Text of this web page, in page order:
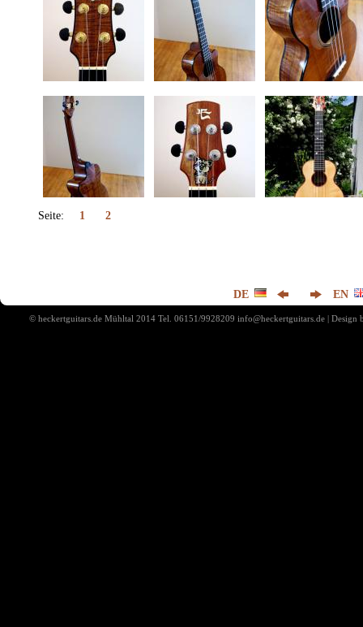
Seite: 1 2
DE EN
© heckertguitars.de Mühltal 2014 Tel. 06151/9928209 info@heckertguitars.de |